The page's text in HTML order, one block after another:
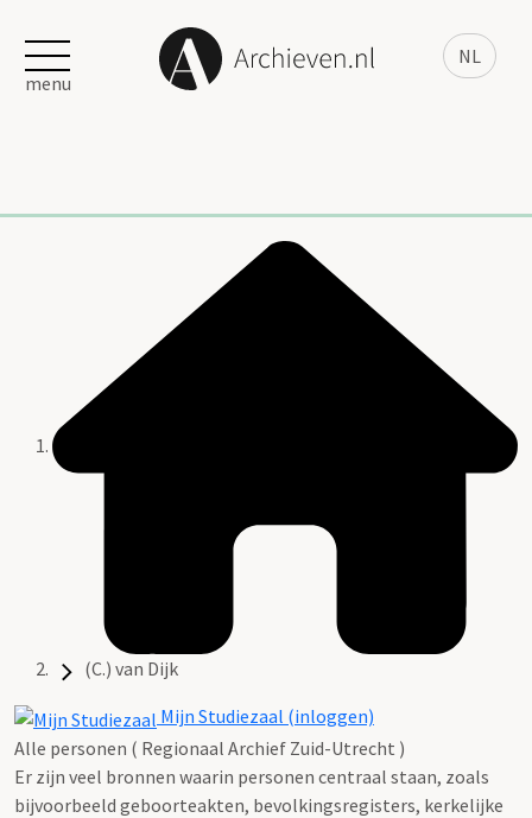
NL
menu
(C.) van Dijk
Mijn Studiezaal (inloggen)
Alle personen ( Regionaal Archief Zuid-Utrecht )
Er zijn veel bronnen waarin personen centraal staan, zoals
bijvoorbeeld geboorteakten, bevolkingsregisters, kerkelijke